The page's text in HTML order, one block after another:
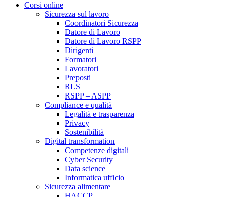
Corsi online
Sicurezza sul lavoro
Coordinatori Sicurezza
Datore di Lavoro
Datore di Lavoro RSPP
Dirigenti
Formatori
Lavoratori
Preposti
RLS
RSPP – ASPP
Compliance e qualità
Legalità e trasparenza
Privacy
Sostenibilità
Digital transformation
Competenze digitali
Cyber Security
Data science
Informatica ufficio
Sicurezza alimentare